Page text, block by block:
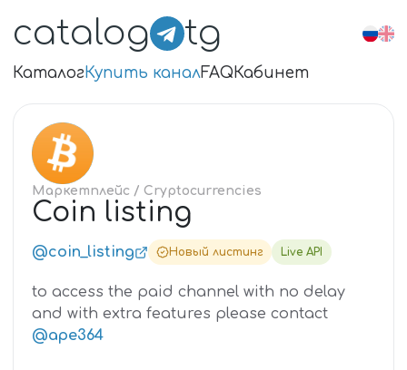
catalog tg
КаталогКупить каналFAQКабинет
CO
Маркетплейс / Cryptocurrencies
Coin listing
@coin_listing Новый листинг Live API
to access the paid channel with no delay
and with extra features please contact
@ape364